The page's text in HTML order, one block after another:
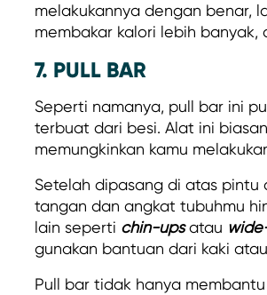
melakukannya dengan benar,
membakar kalori lebih banyak,
7. PULL BAR
Seperti namanya, pull bar ini
terbuat dari besi. Alat ini
memungkinkan kamu
Setelah dipasang di atas
tangan dan angkat tubuhmu
lain seperti chin-upsatau
gunakan bantuan dari kaki
Pull bar tidak hanya